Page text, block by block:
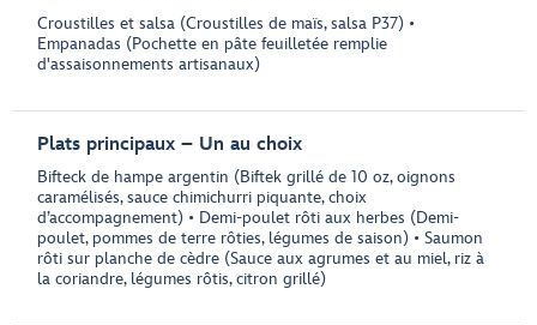
Croustilles et salsa (Croustilles de maïs, salsa P37) •
Empanadas (Pochette en pâte feuilletée remplie
d'assaisonnements artisanaux)
Plats principaux – Un au choix
Bifteck de hampe argentin (Biftek grillé de 10 oz, oignons
caramélisés, sauce chimichurri piquante, choix
d’accompagnement) • Demi-poulet rôti aux herbes (Demi-
poulet, pommes de terre rôties, légumes de saison) • Saumon
rôti sur planche de cèdre (Sauce aux agrumes et au miel, riz à
la coriandre, légumes rôtis, citron grillé)